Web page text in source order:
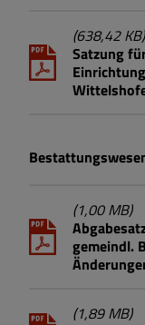
(638,42 KB)
Satzung
(1,00 MB)
gemeindl.
(1,89 MB)